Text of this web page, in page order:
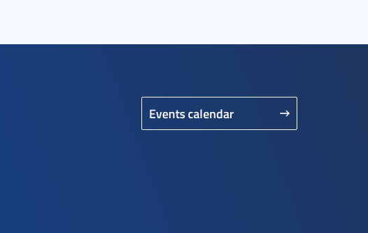
Events calendar